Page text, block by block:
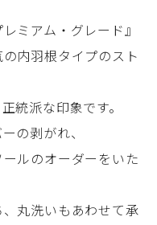
ミアム・グレード』
内羽根タイプのスト
統派な印象です。
の剥がれ、
ルのオーダーをいた
丸洗いもあわせて承